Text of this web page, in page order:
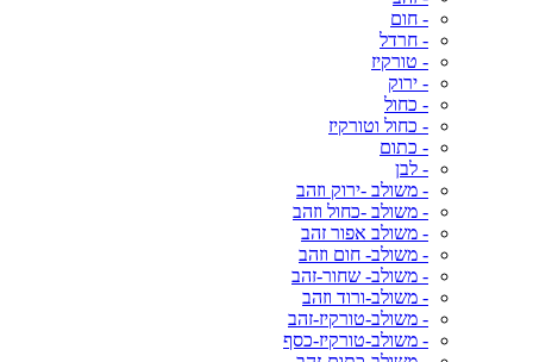
- חום
- חרדל
- טורקיז
- ירוק
- כחול
- כחול וטורקיז
- כתום
- לבן
- משולב -ירוק וזהב
- משולב -כחול וזהב
- משולב אפור זהב
- משולב- חום וזהב
- משולב- שחור-זהב
- משולב-ורוד וזהב
- משולב-טורקיז-זהב
- משולב-טורקיז-כסף